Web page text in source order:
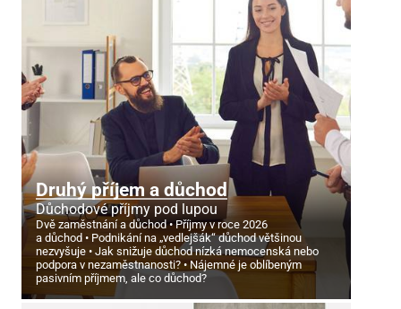
Druhý příjem a důchod
Důchodové příjmy pod lupou
Dvě zaměstnání a důchod
Příjmy v roce 2026
a důchod
Podnikání na „vedlejšák“ důchod většinou
nezvyšuje
Jak snižuje důchod nízká nemocenská nebo
podpora v nezaměstnanosti?
Nájemné je oblíbeným
pasivním příjmem, ale co důchod?